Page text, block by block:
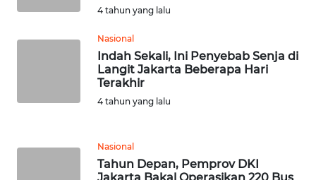
4 tahun yang lalu
Nasional
Indah Sekali, Ini Penyebab Senja di
Langit Jakarta Beberapa Hari
Terakhir
4 tahun yang lalu
Nasional
Tahun Depan, Pemprov DKI
WN